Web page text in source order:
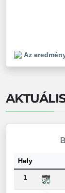
Az
Hely
1